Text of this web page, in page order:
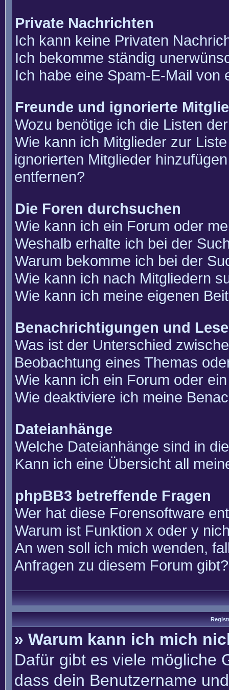
Private Nachrichten
Ich kann keine Privaten
Ich bekomme ständig
Ich habe eine Spam-E-Mail von
Freunde und ignorierte
Wozu benötige ich die Listen
Wie kann ich Mitglieder zur
ignorierten Mitglieder
entfernen?
Die Foren durchsuchen
Wie kann ich ein Forum oder
Weshalb erhalte ich bei der
Warum bekomme ich bei der
Wie kann ich nach Mitgliedern
Wie kann ich meine eigenen
Benachrichtigungen und
Was ist der Unterschied
Beobachtung eines Themas
Wie kann ich ein Forum oder
Wie deaktiviere ich meine
Dateianhänge
Welche Dateianhänge sind in
Kann ich eine Übersicht all
phpBB3 betreffende Fragen
Wer hat diese Forensoftware
Warum ist Funktion x oder y
An wen soll ich mich wenden,
Anfragen zu diesem Forum gibt?
» Warum kann ich mich
Dafür gibt es viele mögliche
dass dein Benutzername